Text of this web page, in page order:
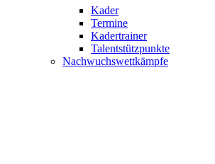
Kader
Termine
Kadertrainer
Talentstützpunkte
Nachwuchswettkämpfe